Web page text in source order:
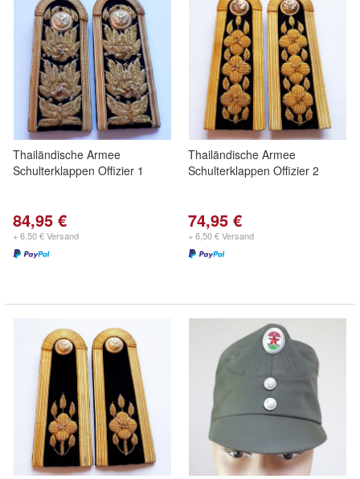
Thailändische Armee
Schulterklappen Offizier 1
84,95 €
+ 6,50 € Versand
Thailändische Armee
Schulterklappen Offizier 2
74,95 €
+ 6,50 € Versand